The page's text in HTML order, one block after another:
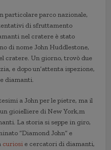
particolare parco nazionale,
di sfruttamento
nel cratere è stato
di nome John Huddlestone,
cratere. Un giorno, trovò due
e dopo un’attenta ispezione,
diamanti.
a John per le pietre, ma il
gioielliere di New York,m
La storia si seppe in giro,
“Diamond John” e
curiosi e cercatori di diamanti,